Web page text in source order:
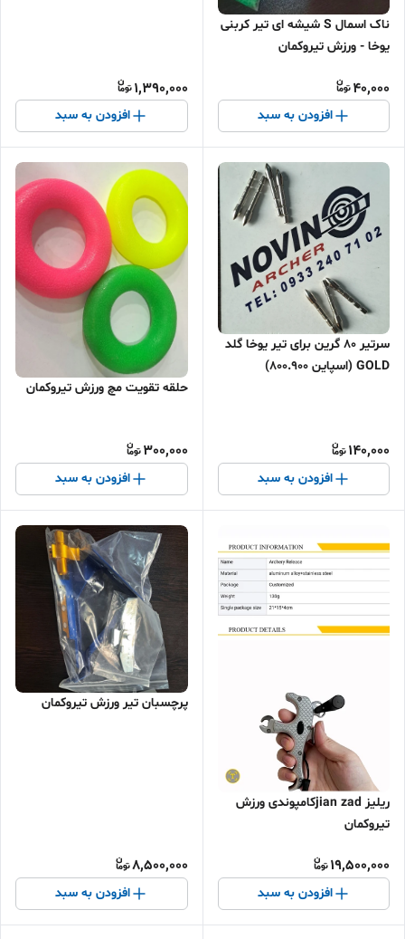
ناک اسمال S شیشه ای تیر کربنی
یوخا - ورزش تیروکمان
40,000
افزودن به سبد
1,390,000
افزودن به سبد
سرتیر ۸۰ گرین برای تیر یوخا گلد
GOLD (اسپاین ۸۰۰.۹۰۰)
140,000
افزودن به سبد
حلقه تقویت مچ ورزش تیروکمان
300,000
افزودن به سبد
ریلیز jian zadکامپوندی ورزش
تیروکمان
19,500,000
افزودن به سبد
پرچسبان تیر ورزش تیروکمان
8,500,000
افزودن به سبد